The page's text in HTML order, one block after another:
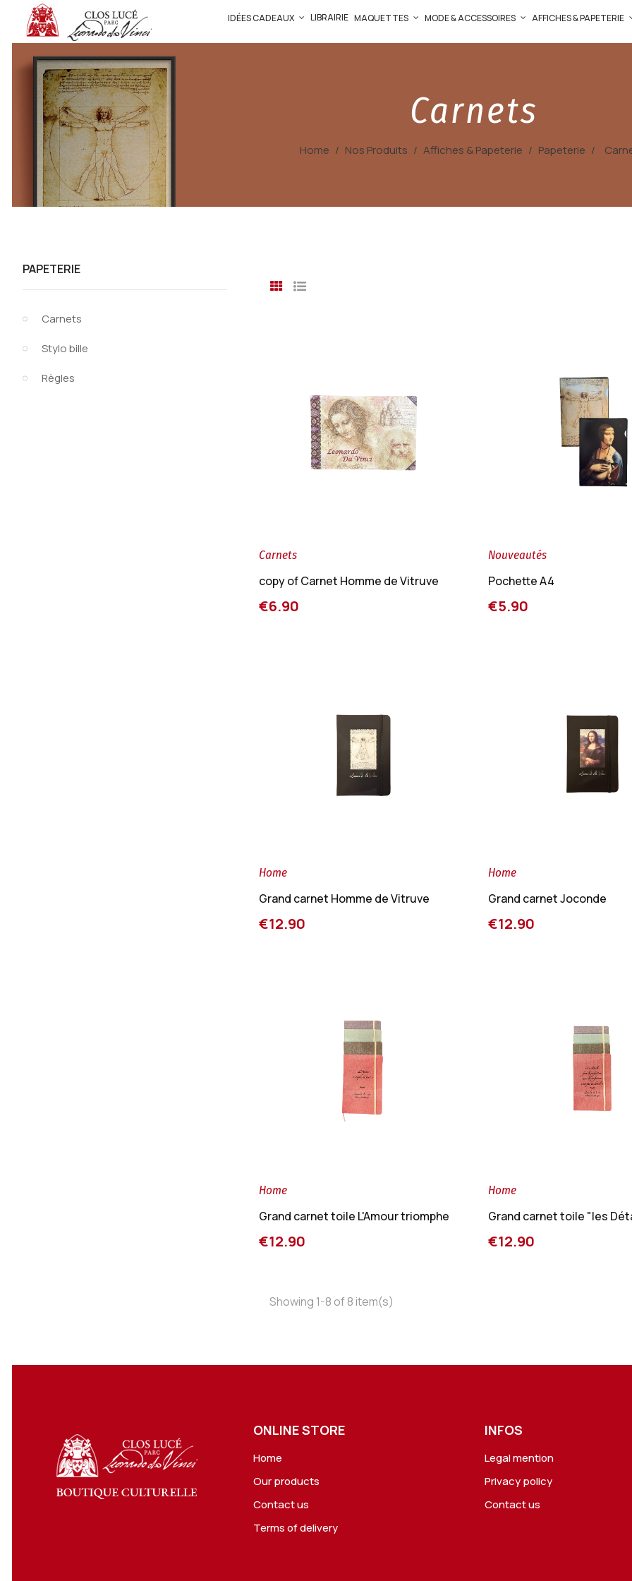
IDÉES CADEAUX LIBRAIRIE MAQUETTES MODE & ACCESSOIRES AFFICHES & PAPETERIE
Carnets
Home Nos Produits Affiches & Papeterie Papeterie
PAPETERIE
Carnets
Stylo bille
Règles
Carnets
copy of Carnet Homme de Vitruve
€6.90
Nouveautés
Pochette A4
€5.90
Home
Grand carnet Homme de Vitruve
€12.90
Home
Grand carnet Joconde
€12.90
Home
Grand carnet toile L'Amour triomphe
€12.90
Home
Grand carnet toile "les
€12.90
Showing 1-8 of 8 item(s)
ONLINE STORE
Home
Our products
Contact us
Terms of delivery
INFOS
Legal mention
Privacy policy
Contact us